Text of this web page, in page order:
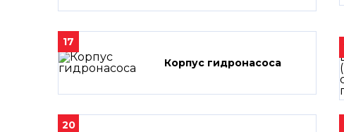
17
Корпус гидронасоса
20